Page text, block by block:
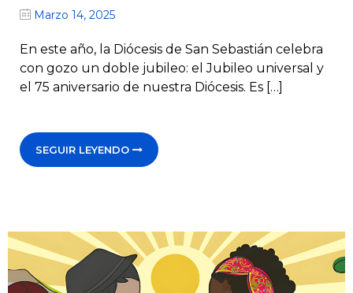
Marzo 14, 2025
En este año, la Diócesis de San Sebastián celebra
con gozo un doble jubileo: el Jubileo universal y
el 75 aniversario de nuestra Diócesis. Es […]
SEGUIR LEYENDO